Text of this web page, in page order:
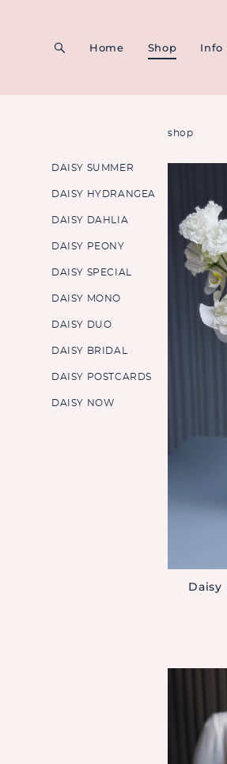
Home Shop Info
Home Shop Info
DAISY SUMMER
DAISY HYDRANGEA
DAISY DAHLIA
DAISY PEONY
DAISY SPECIAL
DAISY MONO
DAISY DUO
DAISY BRIDAL
DAISY POSTCARDS
DAISY NOW
shop
Daisy